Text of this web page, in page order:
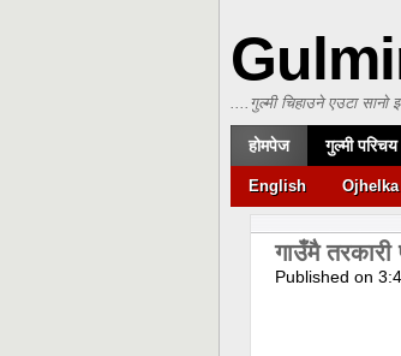
....गुल्मी चिहाउने एउटा सानो
होमपेज गुल्मी परिचय
English
गाउँमै
Published on